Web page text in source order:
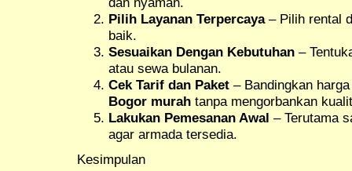
Pilih Layanan Terpercaya– Pilih rental
baik.
Sesuaikan Dengan Kebutuhan –
atau sewa bulanan.
Cek Tarif dan Paket – Bandingkan
Bogor murah tanpa mengorbankan
Lakukan Pemesanan Awal – Terutama
agar armada tersedia.
Kesimpulan